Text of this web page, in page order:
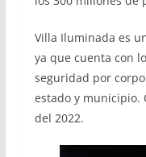
Villa Iluminada es
ya que cuenta con
seguridad por
estado y municipio.
del 2022.